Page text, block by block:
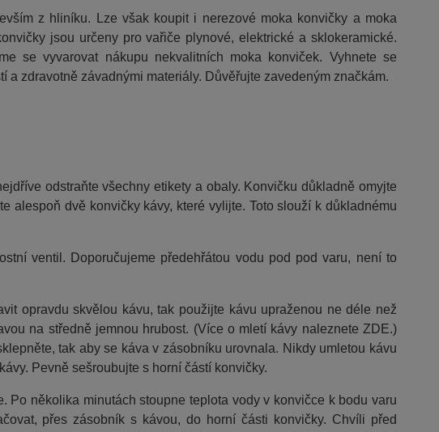
z hliníku. Lze však koupit i nerezové moka konvičky a moka
jsou určeny pro vařiče plynové, elektrické a sklokeramické.
se vyvarovat nákupu nekvalitních moka konviček. Vyhnete se
zdravotně závadnými materiály. Důvěřujte zavedeným značkám.
odstraňte všechny etikety a obaly. Konvičku důkladně omyjte
alespoň dvě konvičky kávy, které vylijte. Toto slouží k důkladnému
ventil. Doporučujeme předehřátou vodu pod pod varu, není to
opravdu skvělou kávu, tak použijte kávu upraženou ne déle než
na středně jemnou hrubost. (Více o mletí kávy naleznete ZDE.)
tak aby se káva v zásobníku urovnala. Nikdy umletou kávu
Pevně sešroubujte s horní částí konvičky.
Po několika minutách stoupne teplota vody v konvičce k bodu varu
přes zásobník s kávou, do horní části konvičky. Chvíli před